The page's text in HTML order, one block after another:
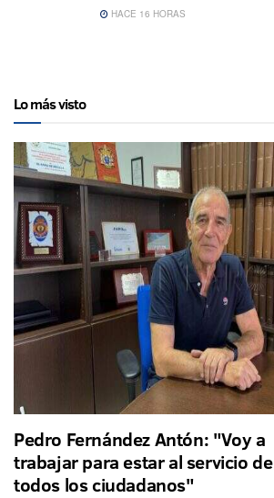
HACE 16 HORAS
Lo más visto
Pedro Fernández Antón: "Voy a
trabajar para estar al servicio de
todos los ciudadanos"